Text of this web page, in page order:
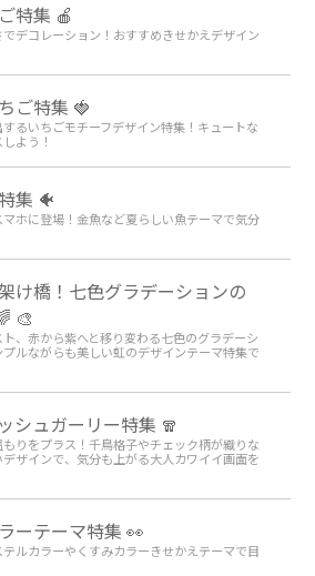
特集 🍎
デコレーション！おすすめきせかえデザイン
ご特集 🍓
るいちごモチーフデザイン特集！キュートな
よう！
集 🐠
ホに登場！金魚など夏らしい魚テーマで気分
け橋！七色グラデーションの
🎨
、赤から紫へと移り変わる七色のグラデーシ
ルながらも美しい虹のデザインテーマ特集で
シュガーリー特集 🧣
りをプラス！千鳥格子やチェック柄が織りな
ザインで、気分も上がる大人カワイイ画面を
ーテーマ特集 👀
ルカラーやくすみカラーきせかえテーマで目